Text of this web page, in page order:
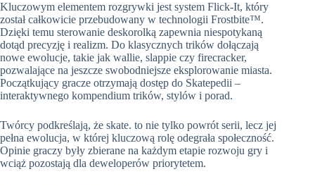
Kluczowym elementem rozgrywki jest system Flick-It, który
został całkowicie przebudowany w technologii Frostbite™.
Dzięki temu sterowanie deskorolką zapewnia niespotykaną
dotąd precyzję i realizm. Do klasycznych trików dołączają
nowe ewolucje, takie jak wallie, slappie czy firecracker,
pozwalające na jeszcze swobodniejsze eksplorowanie miasta.
Początkujący gracze otrzymają dostęp do Skatepedii –
interaktywnego kompendium trików, stylów i porad.
Twórcy podkreślają, że skate. to nie tylko powrót serii, lecz jej
pełna ewolucja, w której kluczową rolę odegrała społeczność.
Opinie graczy były zbierane na każdym etapie rozwoju gry i
wciąż pozostają dla deweloperów priorytetem.